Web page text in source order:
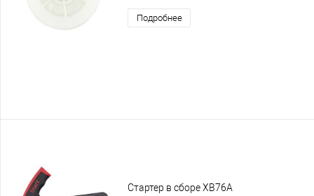
Подробнее
Стартер в сборе XB76A